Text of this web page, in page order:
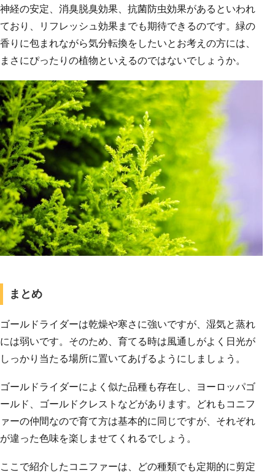
神経の安定、消臭脱臭効果、抗菌防虫効果があるといわれ
ており、リフレッシュ効果までも期待できるのです。緑の
香りに包まれながら気分転換をしたいとお考えの方には、
まさにぴったりの植物といえるのではないでしょうか。
まとめ
ゴールドライダーは乾燥や寒さに強いですが、湿気と蒸れ
には弱いです。そのため、育てる時は風通しがよく日光が
しっかり当たる場所に置いてあげるようにしましょう。
ゴールドライダーによく似た品種も存在し、ヨーロッパゴ
ールド、ゴールドクレストなどがあります。どれもコニフ
ァーの仲間なので育て方は基本的に同じですが、それぞれ
が違った色味を楽しませてくれるでしょう。
ここで紹介したコニファーは、どの種類でも定期的に剪定